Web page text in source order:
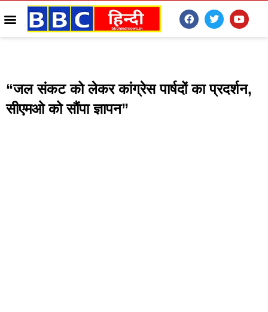
“जल संकट को लेकर कांग्रेस पार्षदों का प्रदर्शन,
सीएमओ को सौंपा ज्ञापन”